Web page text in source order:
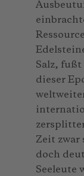
Salz,
dieser
Zeit zwar
doch
Seeleute